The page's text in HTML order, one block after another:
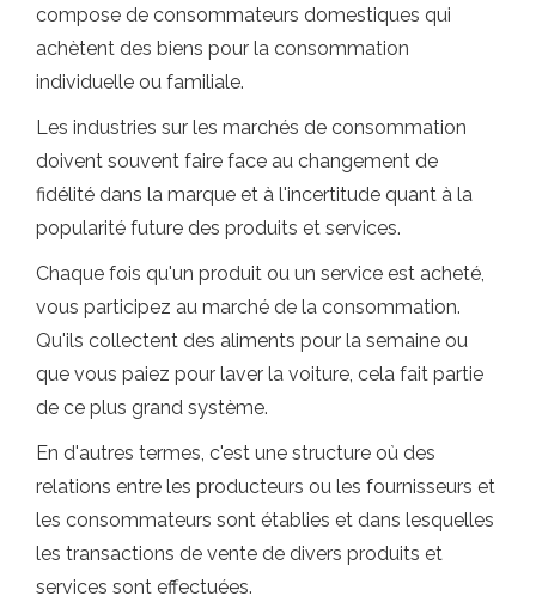
compose de consommateurs domestiques qui
achètent des biens pour la consommation
individuelle ou familiale.
Les industries sur les marchés de consommation
doivent souvent faire face au changement de
fidélité dans la marque et à l'incertitude quant à la
popularité future des produits et services.
Chaque fois qu'un produit ou un service est acheté,
vous participez au marché de la consommation.
Qu'ils collectent des aliments pour la semaine ou
que vous paiez pour laver la voiture, cela fait partie
de ce plus grand système.
En d'autres termes, c'est une structure où des
relations entre les producteurs ou les fournisseurs et
les consommateurs sont établies et dans lesquelles
les transactions de vente de divers produits et
services sont effectuées.